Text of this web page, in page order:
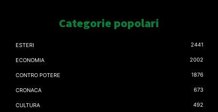
Categorie popolari
ESTERI 2441
ECONOMIA 2002
CONTRO POTERE 1876
CRONACA 673
CULTURA 492